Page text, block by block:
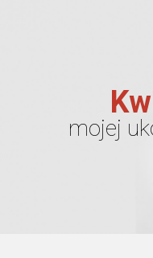
mojej